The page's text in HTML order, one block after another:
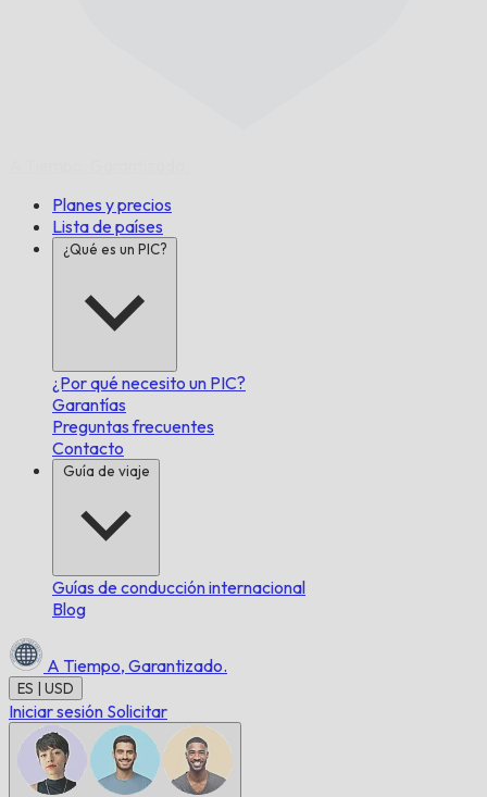
Planes y precios
Lista de países
¿Qué es un PIC?
¿Por qué necesito un PIC?
Garantías
Preguntas frecuentes
Contacto
Guía de viaje
Guías de conducción internacional
Blog
A Tiempo, Garantizado.
ES | USD
Iniciar sesión Solicitar